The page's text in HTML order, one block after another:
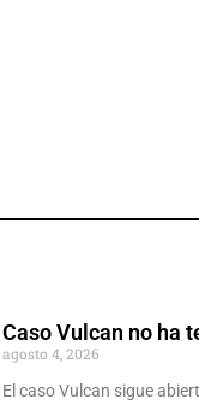
Caso Vulcan no ha
agosto 4, 2026
El caso Vulcan sigue